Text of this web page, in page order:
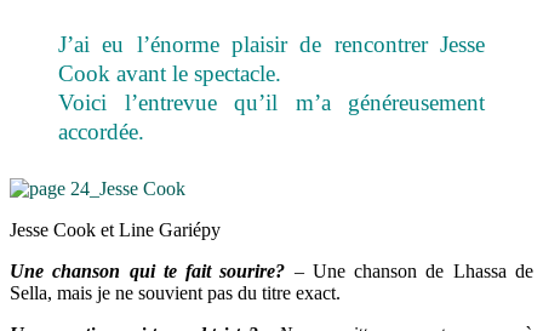
J’ai eu l’énorme plaisir de rencontrer Jesse
Cook avant le spectacle.
Voici l’entrevue qu’il m’a généreusement
accordée.
Jesse Cook et Line Gariépy
Une chanson qui te fait sourire? – Une chanson de Lhassa de
Sella, mais je ne souvient pas du titre exact.